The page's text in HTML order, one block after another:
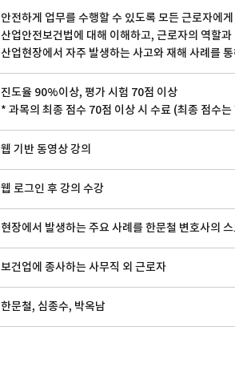
안전하게 업무를 수행할 수 있도록 모든 근로자에
산업안전보건법에 대해 이해하고, 근로자의 역할
산업현장에서 자주 발생하는 사고와 재해 사례를
진도율 90%이상, 평가 시험 70점 이상
* 과목의 최종 점수 70점 이상 시 수료 (최종 점수
웹 기반 동영상 강의
웹 로그인 후 강의 수강
현장에서 발생하는 주요 사례를 한문철 변호사의
보건업에 종사하는 사무직 외 근로자
한문철, 심종수, 박옥남